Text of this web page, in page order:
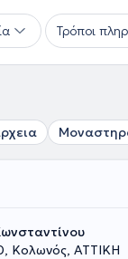
Τρόποι
Κολωνός, ΑΤΤΙΚΗ